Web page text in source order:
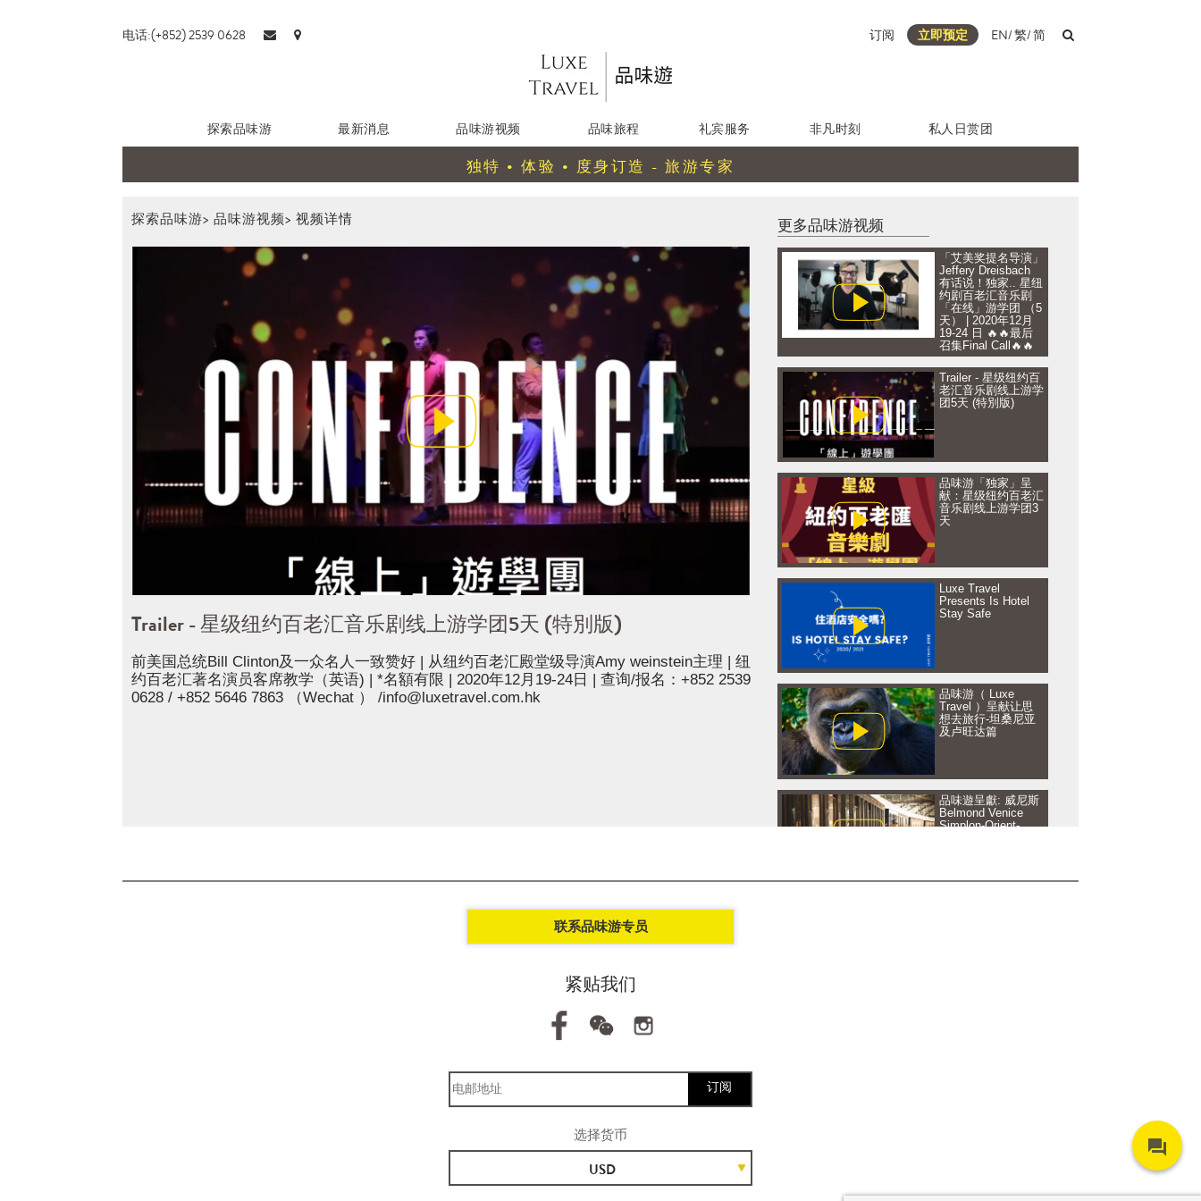
电话:(+852) 2539 0628 订阅 立即预定 EN/繁/简
探索品味游 最新消息 品味游视频 品味旅程 礼宾服务 非凡时刻 私人日赏团
独特 • 体验 • 度身订造 - 旅游专家
探索品味游> 品味游视频> 视频详情
Trailer - 星级纽约百老汇音乐剧线上游学团5天 (特別版)
前美国总统Bill Clinton及一众名人一致赞好 | 从纽约百老汇殿堂级导演Amy weinstein主理 | 纽
约百老汇著名演员客席教学（英语) | *名額有限 | 2020年12月19-24日 | 查询/报名：+852 2539
0628 / +852 5646 7863 （Wechat ） /info@luxetravel.com.hk
更多品味游视频
「艾美奖提名导演」
Jeffery Dreisbach
有话说！独家.. 星纽
约剧百老汇音乐剧
「在线」游学团 （5
天） | 2020年12月
19-24 日 🔥🔥最后
召集Final Call🔥🔥
Trailer - 星级纽约百
老汇音乐剧线上游学
团5天 (特別版)
品味游「独家」呈
献：星级纽约百老汇
音乐剧线上游学团3
天
Luxe Travel
Presents Is Hotel
Stay Safe
品味游（ Luxe
Travel ）呈献让思
想去旅行-坦桑尼亚
及卢旺达篇
品味遊呈獻: 威尼斯
Belmond Venice
Simplon-Orient-
联系品味游专员
紧贴我们
订阅
选择货币
USD